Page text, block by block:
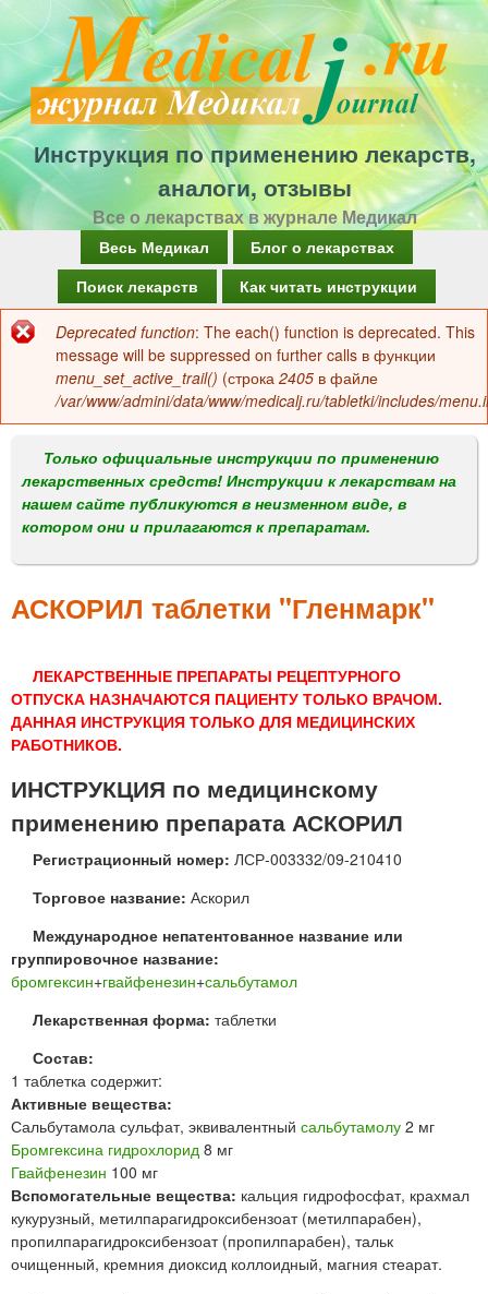
Перейти
к
основному
содержанию
Инструкция по применению лекарств,
аналоги, отзывы
Все о лекарствах в журнале Медикал
а
в
о
м
е
н
Весь Медикал
Блог о лекарствах
Поиск лекарств
Как читать инструкции
Сообщение
об
ошибке
Deprecated function: The each() function is deprecated. This
message will be suppressed on further calls в функции
menu_set_active_trail() (строка 2405 в файле
/var/www/admini/data/www/medicalj.ru/tabletki/includes/
Только официальные инструкции по применению
лекарственных средств! Инструкции к лекарствам на
нашем сайте публикуются в неизменном виде, в
котором они и прилагаются к препаратам.
АСКОРИЛ таблетки "Гленмарк"
ЛЕКАРСТВЕННЫЕ ПРЕПАРАТЫ РЕЦЕПТУРНОГО
ОТПУСКА НАЗНАЧАЮТСЯ ПАЦИЕНТУ ТОЛЬКО ВРАЧОМ.
ДАННАЯ ИНСТРУКЦИЯ ТОЛЬКО ДЛЯ МЕДИЦИНСКИХ
РАБОТНИКОВ.
ИНСТРУКЦИЯ по медицинскому
применению препарата АСКОРИЛ
Регистрационный номер: ЛСР-003332/09-210410
Торговое название: Аскорил
Международное непатентованное название или
группировочное название:
бромгексин+гвайфенезин+сальбутамол
Лекарственная форма: таблетки
Состав:
1 таблетка содержит:
Активные вещества:
Сальбутамола сульфат, эквивалентный сальбутамолу 2 мг
Бромгексина гидрохлорид 8 мг
Гвайфенезин 100 мг
Вспомогательные вещества: кальция гидрофосфат, крахмал
кукурузный, метилпарагидроксибензоат (метилпарабен),
пропилпарагидроксибензоат (пропилпарабен), тальк
очищенный, кремния диоксид коллоидный, магния стеарат.